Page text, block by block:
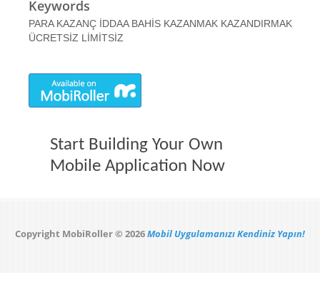
Keywords
PARA KAZANÇ İDDAA BAHİS KAZANMAK KAZANDIRMAK
ÜCRETSİZ LİMİTSİZ
Start Building Your Own
Mobile Application Now
Copyright MobiRoller © 2026Mobil Uygulamanızı Kendiniz Yapın!